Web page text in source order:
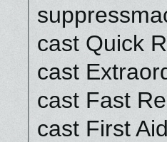
cast Quick
cast
cast Fast
cast First